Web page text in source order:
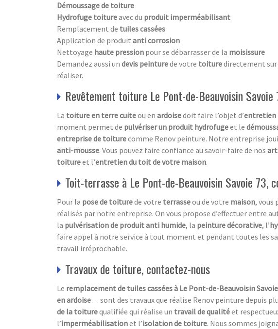
Démoussage de toiture
Hydrofuge toitureavec du produit imperméabilisant
Remplacement de tuiles cassées
Application de produit anti corrosion
Nettoyage haute pression pour se débarrasser de la moisissure
Demandez aussi un devis peinturede votre toituredirectement sur
réaliser.
Revêtement toiture Le Pont-de-Beauvoisin Savoie
La toiture en terre cuiteou en ardoisedoit faire l’objet d’entretien
moment permet de pulvériser un produit hydrofugeet le
entreprise de toiturecomme Renov peinture. Notre entreprise
anti-mousse. Vous pouvez faire confiance au savoir-faire de nos
toitureet l’entretien du toit de votre maison.
Toit-terrasse à Le Pont-de-Beauvoisin Savoie 73,
Pour la pose de toiturede votre terrasseou de votre maison, vous
réalisés par notre entreprise. On vous propose d’effectuer entre
la pulvérisation de produit anti humide, la peinture décorative, l’
faire appel à notre service à tout moment et pendant toutes les
travail irréprochable.
Travaux de toiture, contactez-nous
Le remplacement de tuiles cassées à Le Pont-de-Beauvoisin
en ardoise… sont des travaux que réalise Renov peinture depuis
de la toiturequalifiée qui réalise un travail de qualitéet
l’imperméabilisationet l’isolationde toiture. Nous sommes